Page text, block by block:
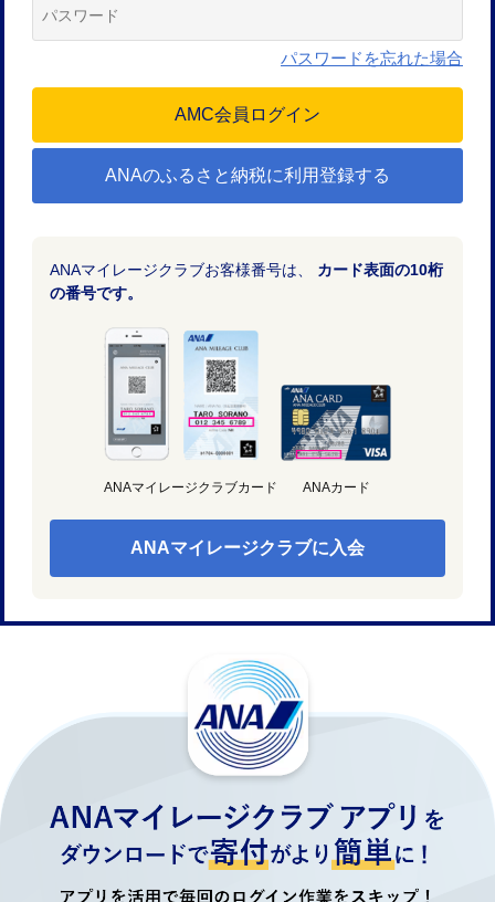
パスワードを忘れた場合
ANAのふるさと納税に利用登録する
ANAマイレージクラブお客様番号は、 カード表面の10桁
の番号です。
ANAマイレージクラブカード ANAカード
ANAマイレージクラブに入会